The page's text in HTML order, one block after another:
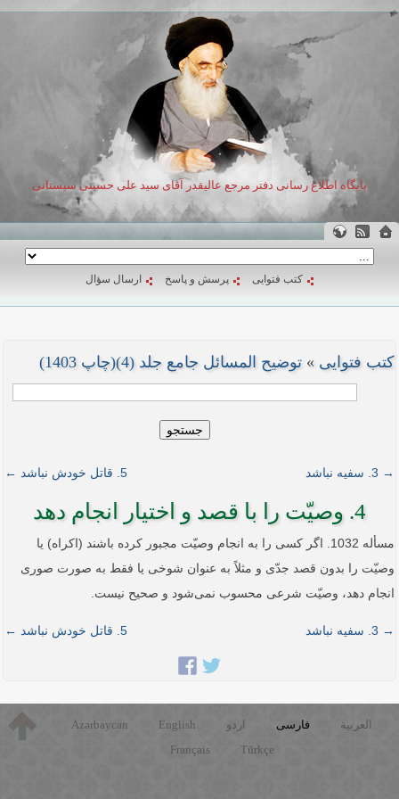
پایگاه اطلاع رسانی دفتر مرجع عالیقدر آقای سید علی حسینی سیستانی
کتب فتوایی پرسش و پاسخ ارسال سؤال
کتب فتوایی » توضیح المسائل جامع جلد (4)(چاپ 1403)
جستجو
5. قاتل خودش نباشد ← → 3. سفیه نباشد
4. وصیّت را با قصد و اختیار انجام دهد
مسأله 1032. اگر کسی را به انجام وصیّت مجبور کرده باشند (اکراه) یا
وصیّت را بدون قصد جدّی و مثلاً به عنوان شوخی یا فقط به صورت صوری
انجام دهد، وصیّت شرعی محسوب نمی‌شود و صحیح نیست.
5. قاتل خودش نباشد ← → 3. سفیه نباشد
العربية فارسی اردو English
Azərbaycan
Türkçe
Français